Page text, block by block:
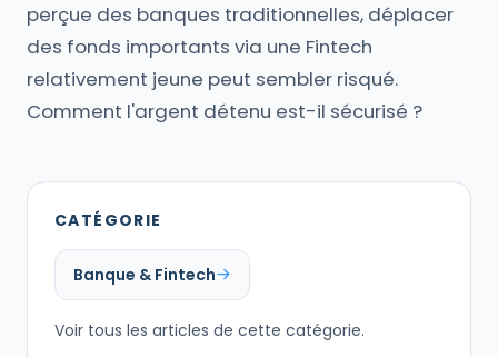
perçue des banques traditionnelles, déplacer
des fonds importants via une Fintech
relativement jeune peut sembler risqué.
Comment l'argent détenu est-il sécurisé ?
CATÉGORIE
Banque & Fintech
Voir tous les articles de cette catégorie.